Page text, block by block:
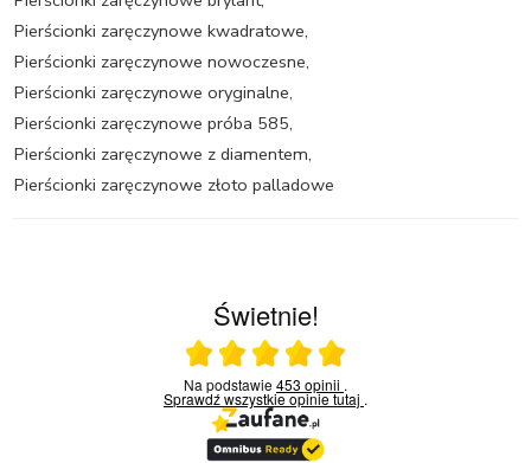
Pierścionki zaręczynowe kwadratowe,
Pierścionki zaręczynowe nowoczesne,
Pierścionki zaręczynowe oryginalne,
Pierścionki zaręczynowe próba 585,
Pierścionki zaręczynowe z diamentem,
Pierścionki zaręczynowe złoto palladowe
Świetnie!
Ocena średnia 5 na 5
Na podstawie453 opinii .
Sprawdź wszystkie opinietutaj .